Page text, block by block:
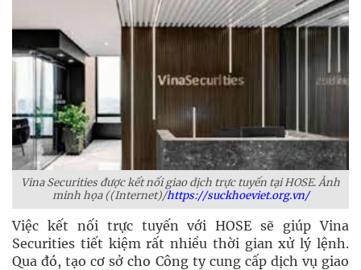
Vina Securities được kết nối giao dịch trực tuyến tại HOSE. Ảnh
minh họa ((Internet)/https://suckhoeviet.org.vn/
Việc kết nối trực tuyến với HOSE sẽ giúp Vina
Securities tiết kiệm rất nhiều thời gian xử lý lệnh.
Qua đó, tạo cơ sở cho Công ty cung cấp dịch vụ giao